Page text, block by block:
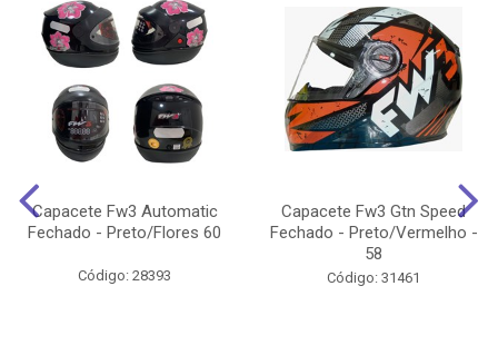
Capacete Fw3 Automatic
Fechado - Preto/Flores 60
Código: 28393
Capacete Fw3 Gtn Speed
Fechado - Preto/Vermelho -
58
Código: 31461